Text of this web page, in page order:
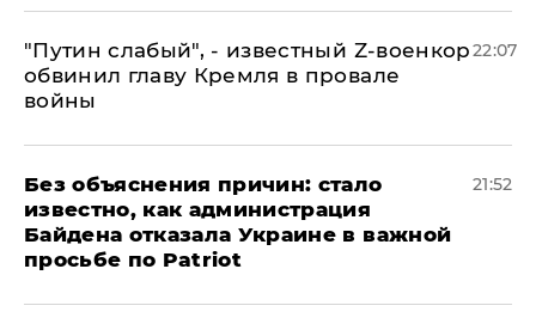
​"Путин слабый", - известный Z-военкор
обвинил главу Кремля в провале
войны
22:07
Без объяснения причин: стало
известно, как администрация
Байдена отказала Украине в важной
просьбе по Patriot
21:52